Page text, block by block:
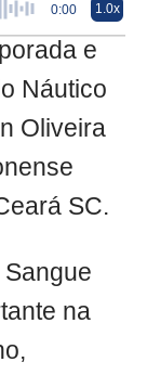
0:00 1.0x
e
Náutico
Oliveira
SC.
na